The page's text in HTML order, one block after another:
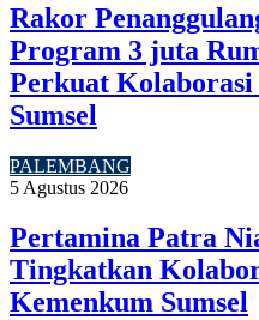
Rakor
Program 3 juta
Perkuat Kolaborasi
Sumsel
PALEMBANG
5 Agustus 2026
Pertamina Patra
Tingkatkan
Kemenkum Sumsel